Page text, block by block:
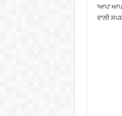
‘ਆਪ’
ਵਾਲੀ